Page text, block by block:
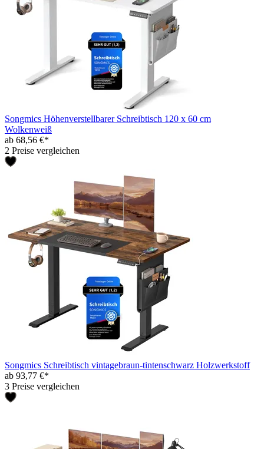
Songmics Höhenverstellbarer Schreibtisch 120 x 60 cm
Wolkenweiß
ab 68,56 €*
2 Preise vergleichen
Songmics Schreibtisch vintagebraun-tintenschwarz Holzwerkstoff
ab 93,77 €*
3 Preise vergleichen